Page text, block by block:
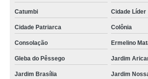
onde tem locação de kimono longo feminino São
onde tem locação de kimono branco Vila Santa
onde faz locação de kimono masculino Paulínia
onde tem locação de kimono tradicional Jardim São
onde faz locação de kimono masculino casual
Catumbi Cidade Líder
Cidade Patriarca Colônia
Consolação Ermelino
Gleba do Pêssego Jardim
Jardim Brasília Jardim